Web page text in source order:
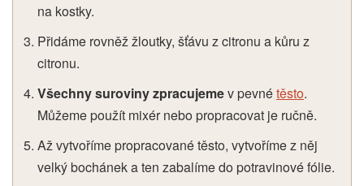
na kostky.
Přidáme rovněž žloutky, šťávu z citronu a kůru z
citronu.
Všechny suroviny zpracujemev pevnétěsto.
Můžeme použít mixér nebo propracovat je ručně.
Až vytvoříme propracované těsto, vytvoříme z něj
velký bochánek a ten zabalíme do potravinové fólie.